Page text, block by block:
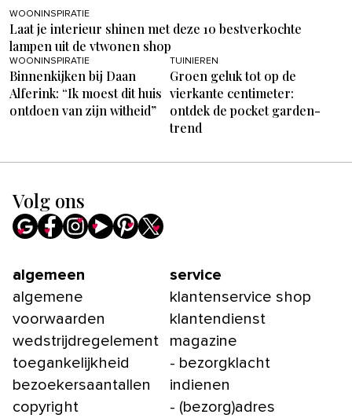
WOONINSPIRATIE
Laat je interieur shinen met deze 10 bestverkochte
lampen uit de vtwonen shop
WOONINSPIRATIE
Binnenkijken bij Daan
Alferink: “Ik moest dit huis
ontdoen van zijn witheid”
TUINIEREN
Groen geluk tot op de
vierkante centimeter:
ontdek de pocket garden-
trend
Volg ons
algemeen
algemene
voorwaarden
wedstrijdregelement
toegankelijkheid
bezoekersaantallen
copyright
service
klantenservice shop
klantendienst
magazine
- bezorgklacht
indienen
- (bezorg)adres